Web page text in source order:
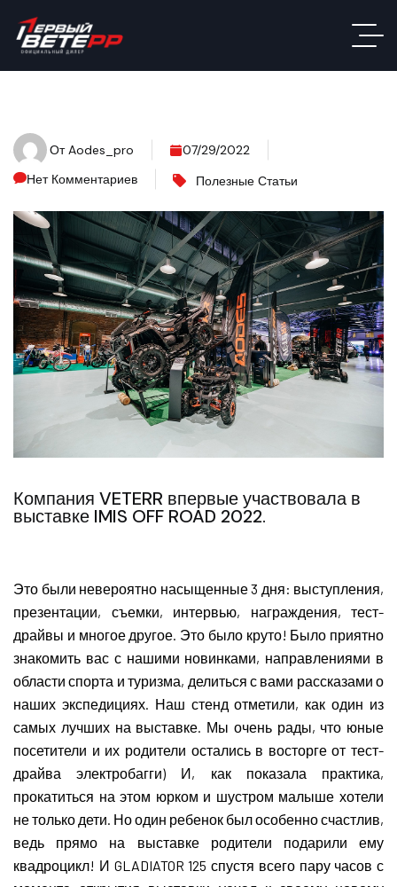
От Aodes_pro
07/29/2022
Нет Комментариев
Полезные Статьи
Компания VETERR впервые участвовала в
выставке IMIS OFF ROAD 2022.
Это были невероятно насыщенные 3 дня: выступления,
презентации, съемки, интервью, награждения, тест-
драйвы и многое другое. Это было круто! Было приятно
знакомить вас с нашими новинками, направлениями в
области спорта и туризма, делиться с вами рассказами о
наших экспедициях. Наш стенд отметили, как один из
самых лучших на выставке. Мы очень рады, что юные
посетители и их родители остались в восторге от тест-
драйва электробагги) И, как показала практика,
прокатиться на этом юрком и шустром малыше хотели
не только дети. Но один ребенок был особенно счастлив,
ведь прямо на выставке родители подарили ему
квадроцикл! И GLADIATOR 125 спустя всего пару часов с